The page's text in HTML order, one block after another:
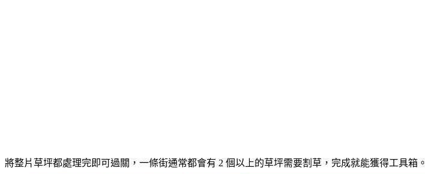
將整片草坪都處理完即可過關，一條街通常都會有 2 個以上的草坪需要割草，完成就能獲得工具箱。